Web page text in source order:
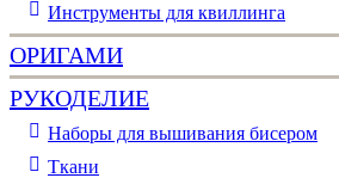
Инструменты для квиллинга
ОРИГАМИ
РУКОДЕЛИЕ
Наборы для вышивания бисером
Ткани